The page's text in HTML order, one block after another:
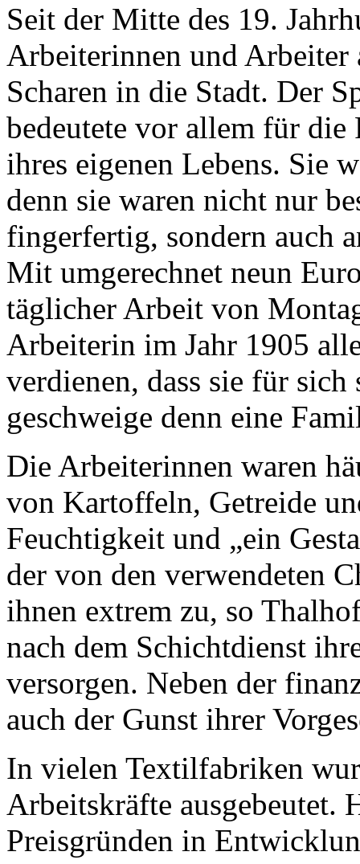
Seit der Mitte des 19.
Arbeiterinnen und Arbeiter
Scharen in die Stadt. Der
bedeutete vor allem für die
ihres eigenen Lebens. Sie
denn sie waren nicht nur
fingerfertig, sondern auch
Mit umgerechnet neun
täglicher Arbeit von
Arbeiterin im Jahr 1905
verdienen, dass sie für
geschweige denn eine
Die Arbeiterinnen waren
von Kartoffeln, Getreide
Feuchtigkeit und „ein
der von den verwendeten
ihnen extrem zu, so
nach dem Schichtdienst
versorgen. Neben der
auch der Gunst ihrer
In vielen Textilfabriken
Arbeitskräfte ausgebeutet.
Preisgründen in